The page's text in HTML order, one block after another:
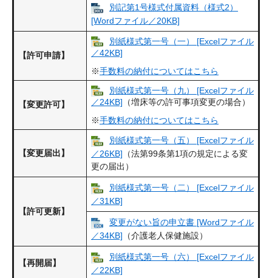
別記第1号様式付属資料（様式2）
[Wordファイル／20KB]
【許可申請】
別紙様式第一号（一） [Excelファイル
／42KB]
※手数料の納付についてはこちら
【変更許可】
別紙様式第一号（九） [Excelファイル
／24KB] （増床等の許可事項変更の場合）
※手数料の納付についてはこちら
【変更届出】
別紙様式第一号（五） [Excelファイル
／26KB] （法第99条第1項の規定による変
更の届出）
【許可更新】
別紙様式第一号（二） [Excelファイル
／31KB]
変更がない旨の申立書 [Wordファイル
／34KB] （介護老人保健施設）
【再開届】
別紙様式第一号（六） [Excelファイル
／22KB]